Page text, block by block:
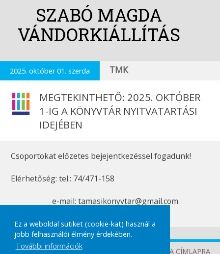
Ez a weboldal sütiket (cookie-kat) használ a
jobb felhasználói élmény érdekében.
További információk
SZABÓ MAGDA
VÁNDORKIÁLLÍTÁS
2025. október 01. szerda TMK
MEGTEKINTHETŐ: 2025. OKTÓBER
1-IG A KÖNYVTÁR NYITVATARTÁSI
IDEJÉBEN
Csoportokat előzetes bejejentkezéssel fogadunk!
Elérhetőség: tel.: 74/471-158
e-mail: tamasikonyvtar@gmail.com
TOVÁBB A CÍMLAPRA